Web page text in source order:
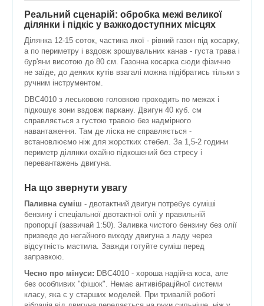
Реальний сценарій: обробка межі великої
ділянки і підкіс у важкодоступних місцях
Ділянка 12-15 соток, частина якої - рівний газон під косарку,
а по периметру і вздовж зрошувальних канав - густа трава і
бур'яни висотою до 80 см. Газонна косарка сюди фізично
не заїде, до деяких кутів взагалі можна підібратись тільки з
ручним інструментом.
DBC4010 з леськовою головкою проходить по межах і
підкошує зони вздовж паркану. Двигун 40 куб. см
справляється з густою травою без надмірного
навантаження. Там де ліска не справляється -
встановлюємо ніж для жорстких стебел. За 1,5-2 години
периметр ділянки охайно підкошений без стресу і
перевантажень двигуна.
На що звернути увагу
Паливна суміш - двотактний двигун потребує суміші
бензину і спеціальної двотактної олії у правильній
пропорції (зазвичай 1:50). Заливка чистого бензину без олії
призведе до негайного виходу двигуна з ладу через
відсутність мастила. Завжди готуйте суміш перед
заправкою.
Чесно про мінуси: DBC4010 - хороша надійна коса, але
без особливих "фішок". Немає антивібраційної системи
класу, яка є у старших моделей. При тривалій роботі